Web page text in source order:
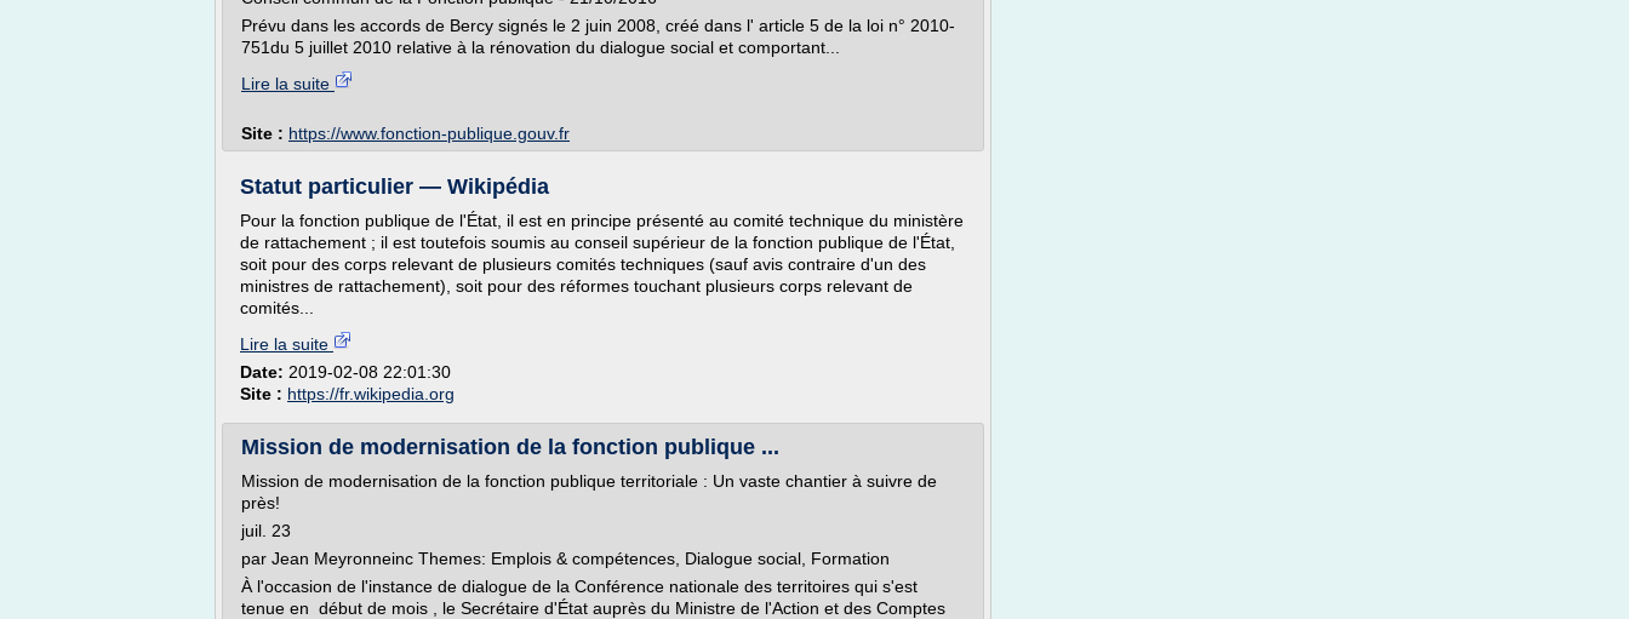
Prévu dans les accords de Bercy signés le 2 juin 2008, créé dans l' article 5 de la loi n° 2010-
751du 5 juillet 2010 relative à la rénovation du dialogue social et comportant...
Lire la suite
Site : https://www.fonction-publique.gouv.fr
Statut particulier — Wikipédia
Pour la fonction publique de l'État, il est en principe présenté au comité technique du ministère
de rattachement ; il est toutefois soumis au conseil supérieur de la fonction publique de l'État,
soit pour des corps relevant de plusieurs comités techniques (sauf avis contraire d'un des
ministres de rattachement), soit pour des réformes touchant plusieurs corps relevant de
comités...
Lire la suite
Date: 2019-02-08 22:01:30
Site : https://fr.wikipedia.org
Mission de modernisation de la fonction publique ...
Mission de modernisation de la fonction publique territoriale : Un vaste chantier à suivre de
près!
juil. 23
par Jean Meyronneinc Themes: Emplois & compétences, Dialogue social, Formation
À l'occasion de l'instance de dialogue de la Conférence nationale des territoires qui s'est
tenue en début de mois , le Secrétaire d'État auprès du Ministre de l'Action et des Comptes